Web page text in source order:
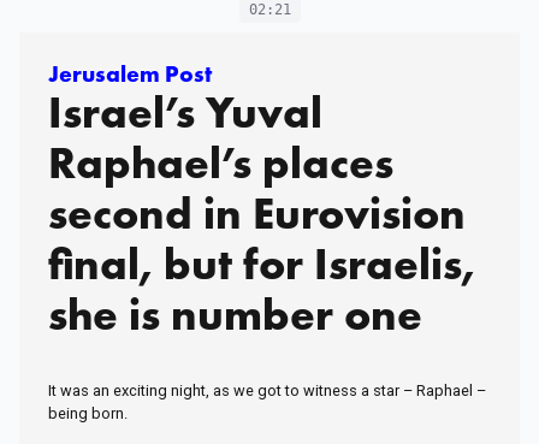
02:21
Jerusalem Post
Israel’s Yuval
Raphael’s places
second in Eurovision
final, but for Israelis,
she is number one
It was an exciting night, as we got to witness a star – Raphael –
being born.